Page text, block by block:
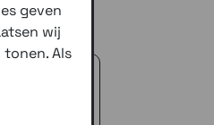
geven
wij
Als